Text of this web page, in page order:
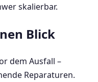
skalierbar.
Blick
dem Ausfall –
Reparaturen.